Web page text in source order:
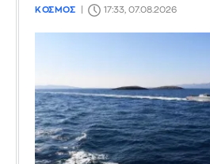
ΚΟΣΜΟΣ 17:33, 07.08.2026